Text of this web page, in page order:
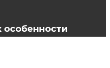
особенности